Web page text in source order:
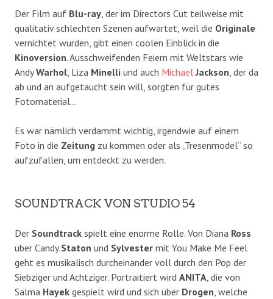
Der Film auf Blu-ray, der im Directors Cut teilweise mit
qualitativ schlechten Szenen aufwartet, weil die Originale
vernichtet wurden, gibt einen coolen Einblick in die
Kinoversion. Ausschweifenden Feiern mit Weltstars wie
AndyWarhol, Liza Minelli und auch Michael Jackson, der da
ab und an aufgetaucht sein will, sorgten für gutes
Fotomaterial…
Es war nämlich verdammt wichtig, irgendwie auf einem
Foto in die Zeitung zu kommen oder als „Tresenmodel“ so
aufzufallen, um entdeckt zu werden.
SOUNDTRACK VON STUDIO 54
Der Soundtrack spielt eine enorme Rolle. Von Diana Ross
über CandyStaton und Sylvester mit You Make Me Feel
geht es musikalisch durcheinander voll durch den Pop der
Siebziger und Achtziger. Portraitiert wird ANITA, die von
Salma Hayek gespielt wird und sich über Drogen, welche